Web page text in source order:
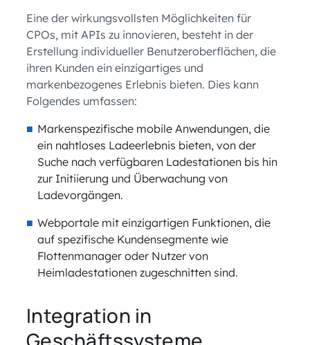
Eine der wirkungsvollsten Möglichkeiten für
CPOs, mit APIs zu innovieren, besteht in der
Erstellung individueller Benutzeroberflächen, die
ihren Kunden ein einzigartiges und
markenbezogenes Erlebnis bieten. Dies kann
Folgendes umfassen:
Markenspezifische mobile Anwendungen, die
ein nahtloses Ladeerlebnis bieten, von der
Suche nach verfügbaren Ladestationen bis hin
zur Initiierung und Überwachung von
Ladevorgängen.
Webportale mit einzigartigen Funktionen, die
auf spezifische Kundensegmente wie
Flottenmanager oder Nutzer von
Heimladestationen zugeschnitten sind.
Integration in